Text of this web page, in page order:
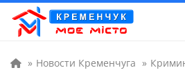
» Новости Кременчуга »